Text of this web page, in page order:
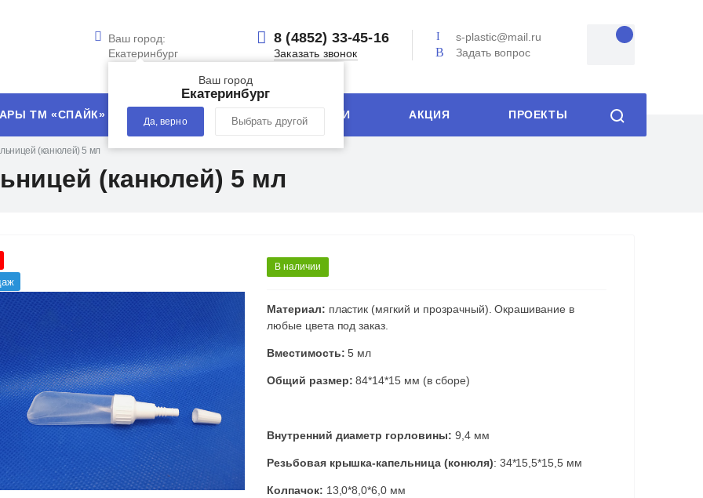
Ваш город:
Екатеринбург
Ваш город
Екатеринбург
Да, верно Выбрать другой
8 (4852) 33-45-16
Заказать звонок
s-plastic@mail.ru
Задать вопрос
ТМ «СПАЙК» ТЕХНОЛОГИИ АКЦИЯ ПРОЕКТЫ
(канюлей) 5 мл
(канюлей) 5 мл
В наличии
Материал: пластик (мягкий и прозрачный). Окрашивание в
любые цвета под заказ.
Вместимость: 5 мл
Общий размер: 84*14*15 мм (в сборе)
Внутренний диаметр горловины: 9,4 мм
Резьбовая крышка-капельница (конюля): 34*15,5*15,5 мм
Колпачок: 13,0*8,0*6,0 мм